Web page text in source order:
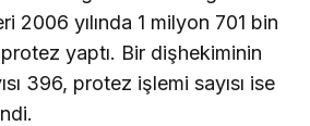
2006 yılında 1 milyon 701 bin
yaptı. Bir dişhekiminin
396, protez işlemi sayısı ise